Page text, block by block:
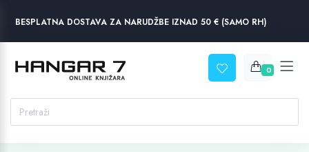
BESPLATNA DOSTAVA ZA NARUDŽBE IZNAD 50 € (SAMO RH)
0